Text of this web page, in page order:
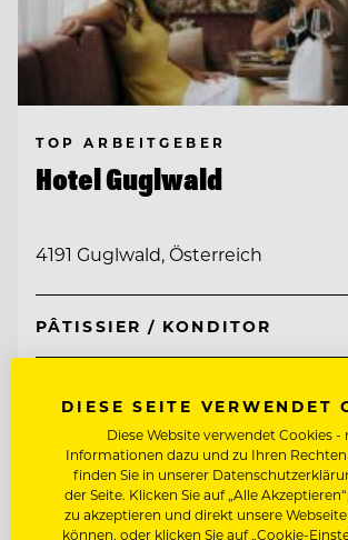
TOP ARBEITGEBER
Hotel Guglwald
4191 Guglwald, Österreich
PÂTISSIER / KONDITOR
Entdecke alle Jobs
DIESE SEITE VERWENDET
Diese Website verwendet Cookies -
Informationen dazu und zu Ihren
finden Sie in unserer
der Seite. Klicken Sie auf „Alle
zu akzeptieren und direkt unsere
können, oder klicken Sie auf „Cookie-